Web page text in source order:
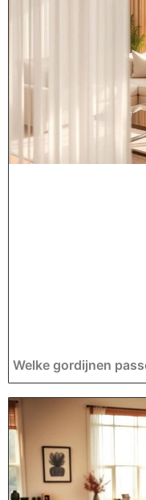
Welke gordijnen